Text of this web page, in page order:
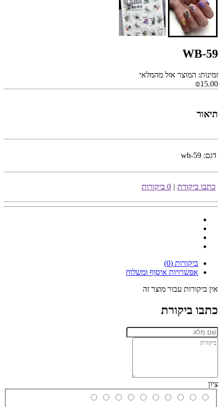
WB-59
זמינות: המוצר אזל מהמלאי
₪15.00
תיאור
דגם: wb-59
כתבו ביקורת | 0 ביקורות
ביקורות (0)
אפשרויות איסוף ומשלוח
אין ביקורות עבור מוצר זה
כתבו ביקורת
ציון